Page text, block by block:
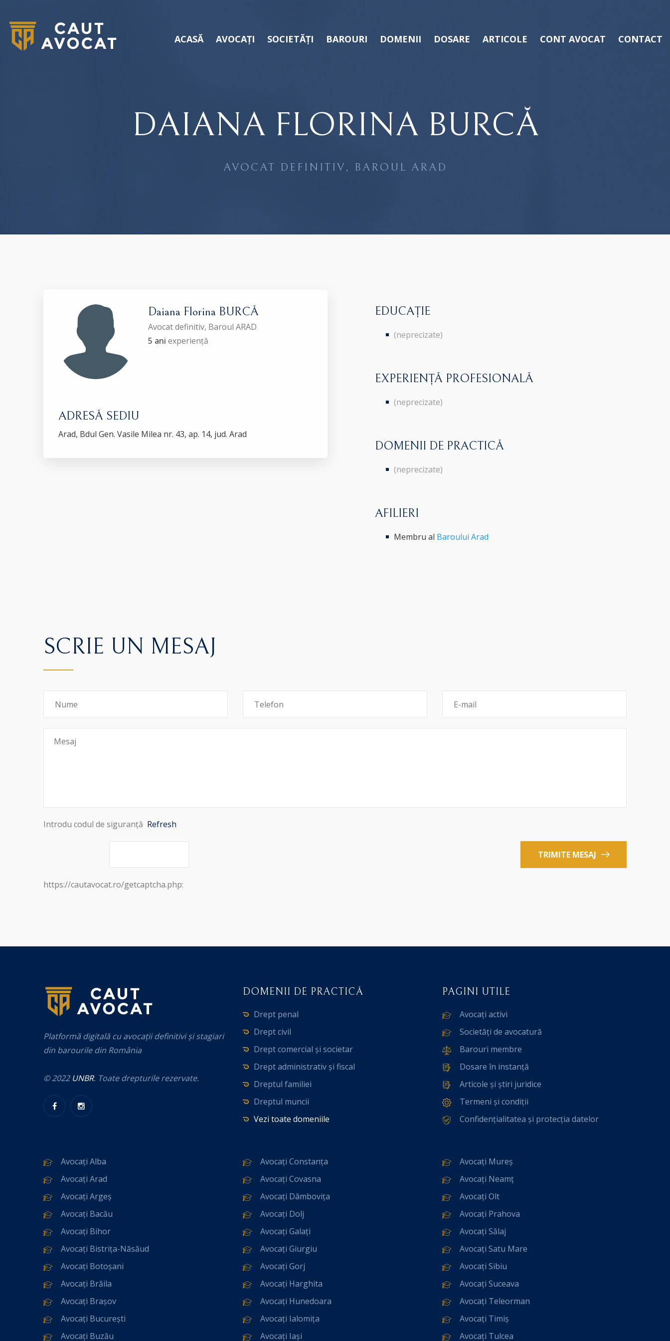
ACASĂ AVOCAȚI SOCIETĂȚI BAROURI DOMENII DOSARE ARTICOLE CONT AVOCAT CONTACT
DAIANA FLORINA BURCĂ
AVOCAT DEFINITIV, BAROUL ARAD
Daiana Florina BURCĂ
Avocat definitiv, Baroul ARAD
5 ani experiență
ADRESĂ SEDIU
Arad, Bdul Gen. Vasile Milea nr. 43, ap. 14, jud. Arad
EDUCAȚIE
(neprecizate)
EXPERIENȚĂ PROFESIONALĂ
(neprecizate)
DOMENII DE PRACTICĂ
(neprecizate)
AFILIERI
Membru al Baroului Arad
SCRIE UN MESAJ
Introdu codul de siguranță Refresh
TRIMITE MESAJ
https://cautavocat.ro/getcaptcha.php:
Platformă digitală cu avocații definitivi și stagiari
din barourile din România
© 2022 UNBR. Toate drepturile rezervate.
DOMENII DE PRACTICĂ
Drept penal
Drept civil
Drept comercial și societar
Drept administrativ și fiscal
Dreptul familiei
Dreptul muncii
Vezi toate domeniile
PAGINI UTILE
Avocați activi
Societăți de avocatură
Barouri membre
Dosare în instanță
Articole și știri juridice
Termeni și condiții
Confidențialitatea și protecția datelor
Avocați Alba
Avocați Arad
Avocați Argeș
Avocați Bacău
Avocați Bihor
Avocați Bistrița-Năsăud
Avocați Botoșani
Avocați Brăila
Avocați Brașov
Avocați București
Avocați Buzău
Avocați Constanța
Avocați Covasna
Avocați Dâmbovița
Avocați Dolj
Avocați Galați
Avocați Giurgiu
Avocați Gorj
Avocați Harghita
Avocați Hunedoara
Avocați Ialomița
Avocați Iași
Avocați Mureș
Avocați Neamț
Avocați Olt
Avocați Prahova
Avocați Sălaj
Avocați Satu Mare
Avocați Sibiu
Avocați Suceava
Avocați Teleorman
Avocați Timiș
Avocați Tulcea